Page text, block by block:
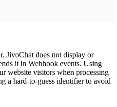
JivoChat does not display or
it in Webhook events. Using
website visitors when processing
a hard-to-guess identifier to avoid